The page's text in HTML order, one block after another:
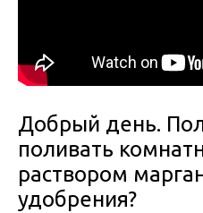
Добрый день.
поливать
раствором
удобрения?